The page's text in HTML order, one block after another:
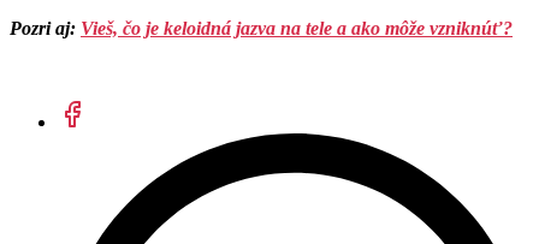
Pozri aj: Vieš, čo je keloidná jazva na tele a ako môže vzniknúť?